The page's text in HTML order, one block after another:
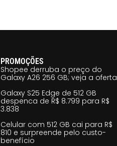
PROMOÇÕES
Shopee derruba o preço do
Galaxy A26 256 GB; veja a oferta
Galaxy S25 Edge de 512 GB
despenca de R$ 8.799 para R$
3.838
Celular com 512 GB cai para R$
810 e surpreende pelo custo-
benefício